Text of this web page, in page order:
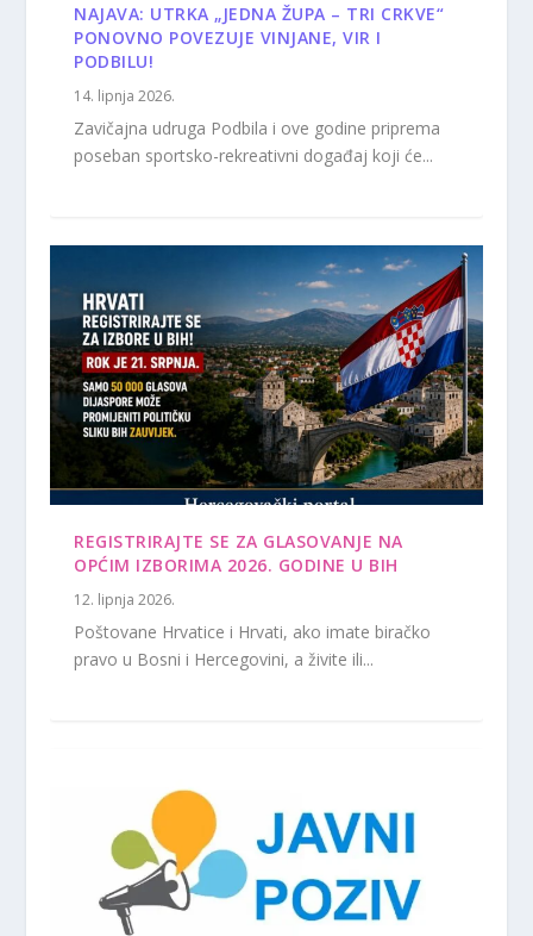
NAJAVA: UTRKA „JEDNA ŽUPA – TRI CRKVE“
PONOVNO POVEZUJE VINJANE, VIR I
PODBILU!
14. lipnja 2026.
Zavičajna udruga Podbila i ove godine priprema
poseban sportsko-rekreativni događaj koji će...
REGISTRIRAJTE SE ZA GLASOVANJE NA
OPĆIM IZBORIMA 2026. GODINE U BIH
12. lipnja 2026.
Poštovane Hrvatice i Hrvati, ako imate biračko
pravo u Bosni i Hercegovini, a živite ili...